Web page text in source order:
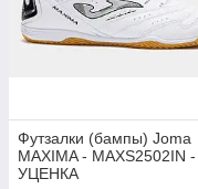
Футзалки (бампы) Joma
MAXIMA - MAXS2502IN -
УЦЕНКА